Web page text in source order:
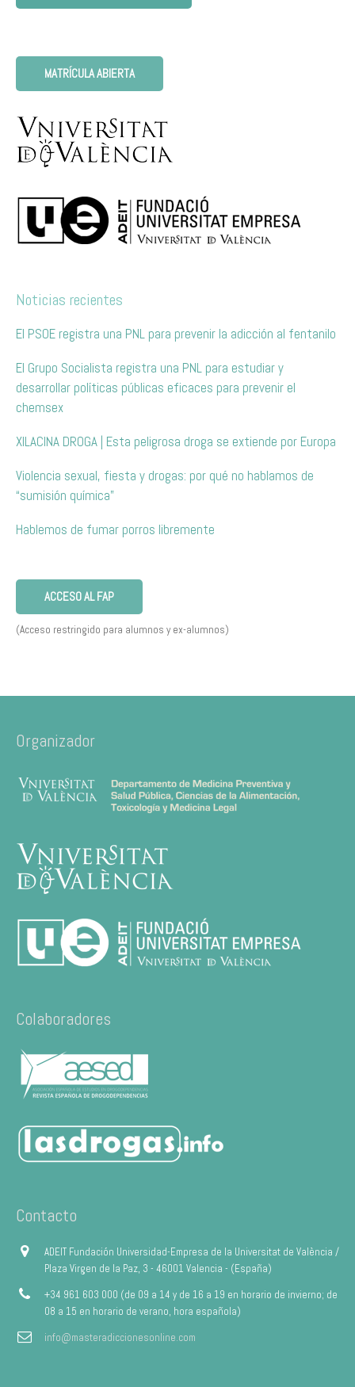
MATRÍCULA ABIERTA
Noticias recientes
El PSOE registra una PNL para prevenir la adicción al fentanilo
El Grupo Socialista registra una PNL para estudiar y
desarrollar políticas públicas eficaces para prevenir el
chemsex
XILACINA DROGA | Esta peligrosa droga se extiende por Europa
Violencia sexual, fiesta y drogas: por qué no hablamos de
“sumisión química”
Hablemos de fumar porros libremente
ACCESO AL FAP
(Acceso restringido para alumnos y ex-alumnos)
Organizador
Colaboradores
Contacto
ADEIT Fundación Universidad-Empresa de la Universitat de València /
Plaza Virgen de la Paz, 3 - 46001 Valencia - (España)
+34 961 603 000 (de 09 a 14 y de 16 a 19 en horario de invierno; de
08 a 15 en horario de verano, hora española)
info@masteradiccionesonline.com